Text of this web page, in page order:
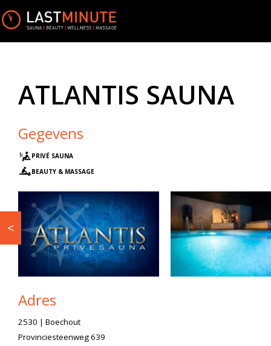
ATLANTIS SAUNA
Gegevens
PRIVÉ SAUNA
BEAUTY & MASSAGE
Adres
2530 | Boechout
Provinciesteenweg 639
<